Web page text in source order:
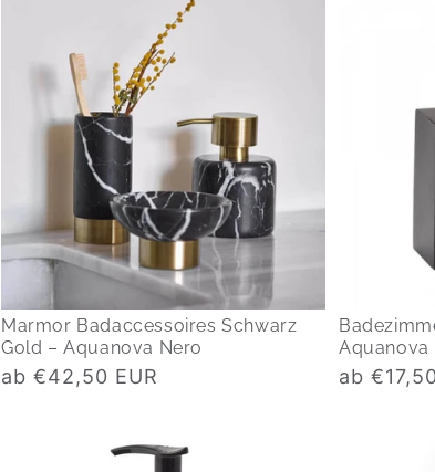
Marmor Badaccessoires Schwarz
Gold – Aquanova Nero
Normaler
ab €42,50 EUR
Aquanova
Normaler
ab